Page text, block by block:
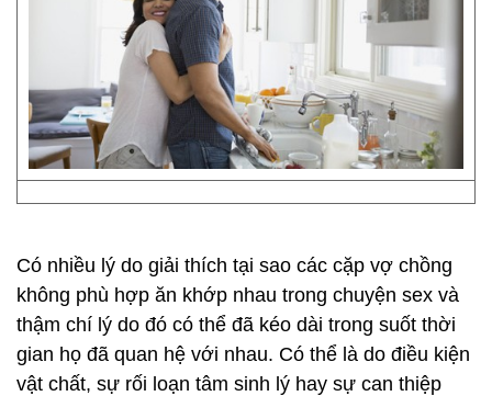
Có nhiều lý do giải thích tại sao các cặp vợ chồng
không phù hợp ăn khớp nhau trong chuyện sex và
thậm chí lý do đó có thể đã kéo dài trong suốt thời
gian họ đã quan hệ với nhau. Có thể là do điều kiện
vật chất, sự rối loạn tâm sinh lý hay sự can thiệp